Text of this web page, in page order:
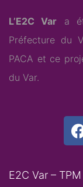
L’E2C Var a
Préfecture du
PACA et ce
du Var.
E2C Var –